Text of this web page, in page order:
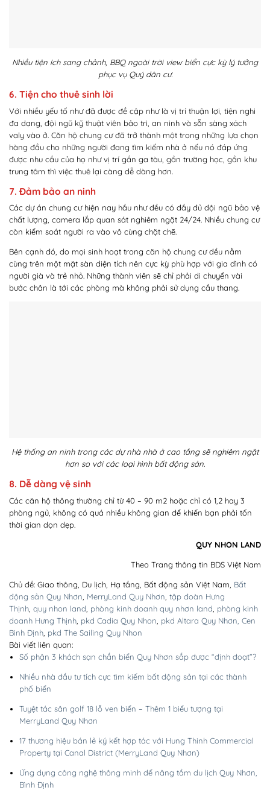
Nhiều tiện ích sang chảnh, BBQ ngoài trời view biển cực kỳ lý tưởng
phục vụ Quý dân cư.
6. Tiện cho thuê sinh lời
Với nhiều yếu tố như đã được đề cập như là vị trí thuận lợi, tiện nghi
đa dạng, đội ngũ kỹ thuật viên bảo trì, an ninh và sẵn sàng xách
valy vào ở. Căn hộ chung cư đã trở thành một trong những lựa chọn
hàng đầu cho những người đang tìm kiếm nhà ở nếu nó đáp ứng
được nhu cầu của họ như vị trí gần ga tàu, gần trường học, gần khu
trung tâm thì việc thuê lại càng dễ dàng hơn.
7. Đảm bảo an ninh
Các dự án chung cư hiện nay hầu như đều có đầy đủ đội ngũ bảo vệ
chất lượng, camera lắp quan sát nghiêm ngặt 24/24. Nhiều chung cư
còn kiểm soát người ra vào vô cùng chặt chẽ.
Bên cạnh đó, do mọi sinh hoạt trong căn hộ chung cư đều nằm
cùng trên một mặt sàn diện tích nên cực kỳ phù hợp với gia đình có
người già và trẻ nhỏ. Những thành viên sẽ chỉ phải di chuyển vài
bước chân là tới các phòng mà không phải sử dụng cầu thang.
Hệ thống an ninh trong các dự nhà nhà ở cao tầng sẽ nghiêm ngặt
hơn so với các loại hình bất động sản.
8. Dễ dàng vệ sinh
Các căn hộ thông thường chỉ từ 40 – 90 m2 hoặc chỉ có 1,2 hay 3
phòng ngủ, không có quá nhiều không gian để khiến bạn phải tốn
thời gian dọn dẹp.
QUY NHON LAND
Theo Trang thông tin BDS Việt Nam
Chủ đề: Giao thông, Du lịch, Hạ tầng, Bất động sản Việt Nam, Bất
động sản Quy Nhơn MerryLand Quy Nhơn tập đoàn Hưng
Thịnh quy nhon land phòng kinh doanh quy nhơn land phòng kinh
doanh Hưng Thịnh pkd Cadia Quy Nhon pkd Altara Quy Nhơn, Cen
Bình Định pkd The Sailing Quy Nhon
Bài viết liên quan:
Số phận 3 khách sạn chắn biển Quy Nhơn sắp được “định đoạt”?
Nhiều nhà đầu tư tích cực tìm kiếm bất động sản tại các thành
phố biển
Tuyệt tác sân golf 18 lỗ ven biển – Thêm 1 biểu tượng tại
MerryLand Quy Nhơn
17 thương hiệu bán lẻ ký kết hợp tác với Hung Thinh Commercial
Property tại Canal District (MerryLand Quy Nhơn)
Ứng dụng công nghệ thông minh để nâng tầm du lịch Quy Nhơn,
Bình Định